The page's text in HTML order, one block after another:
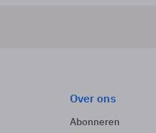
Over ons
Abonneren